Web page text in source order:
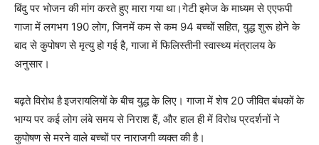
बिंदु पर भोजन की मांग करते हुए मारा गया था।गेटी इमेज के माध्यम से एएफपी
गाजा में लगभग 190 लोग, जिनमें कम से कम 94 बच्चों सहित, युद्ध शुरू होने के
बाद से कुपोषण से मृत्यु हो गई है, गाजा में फिलिस्तीनी स्वास्थ्य मंत्रालय के
अनुसार।
बढ़ते विरोध हैइजरायलियों के बीच युद्ध के लिए। गाजा में शेष 20 जीवित बंधकों के
भाग्य पर कई लोग लंबे समय से निराश हैं, और हाल ही में विरोध प्रदर्शनों ने
कुपोषण से मरने वाले बच्चों पर नाराजगी व्यक्त की है।